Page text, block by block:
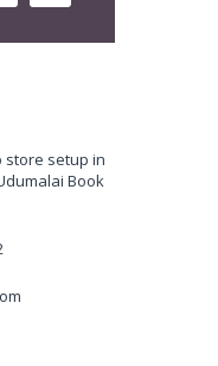
store setup in
Book